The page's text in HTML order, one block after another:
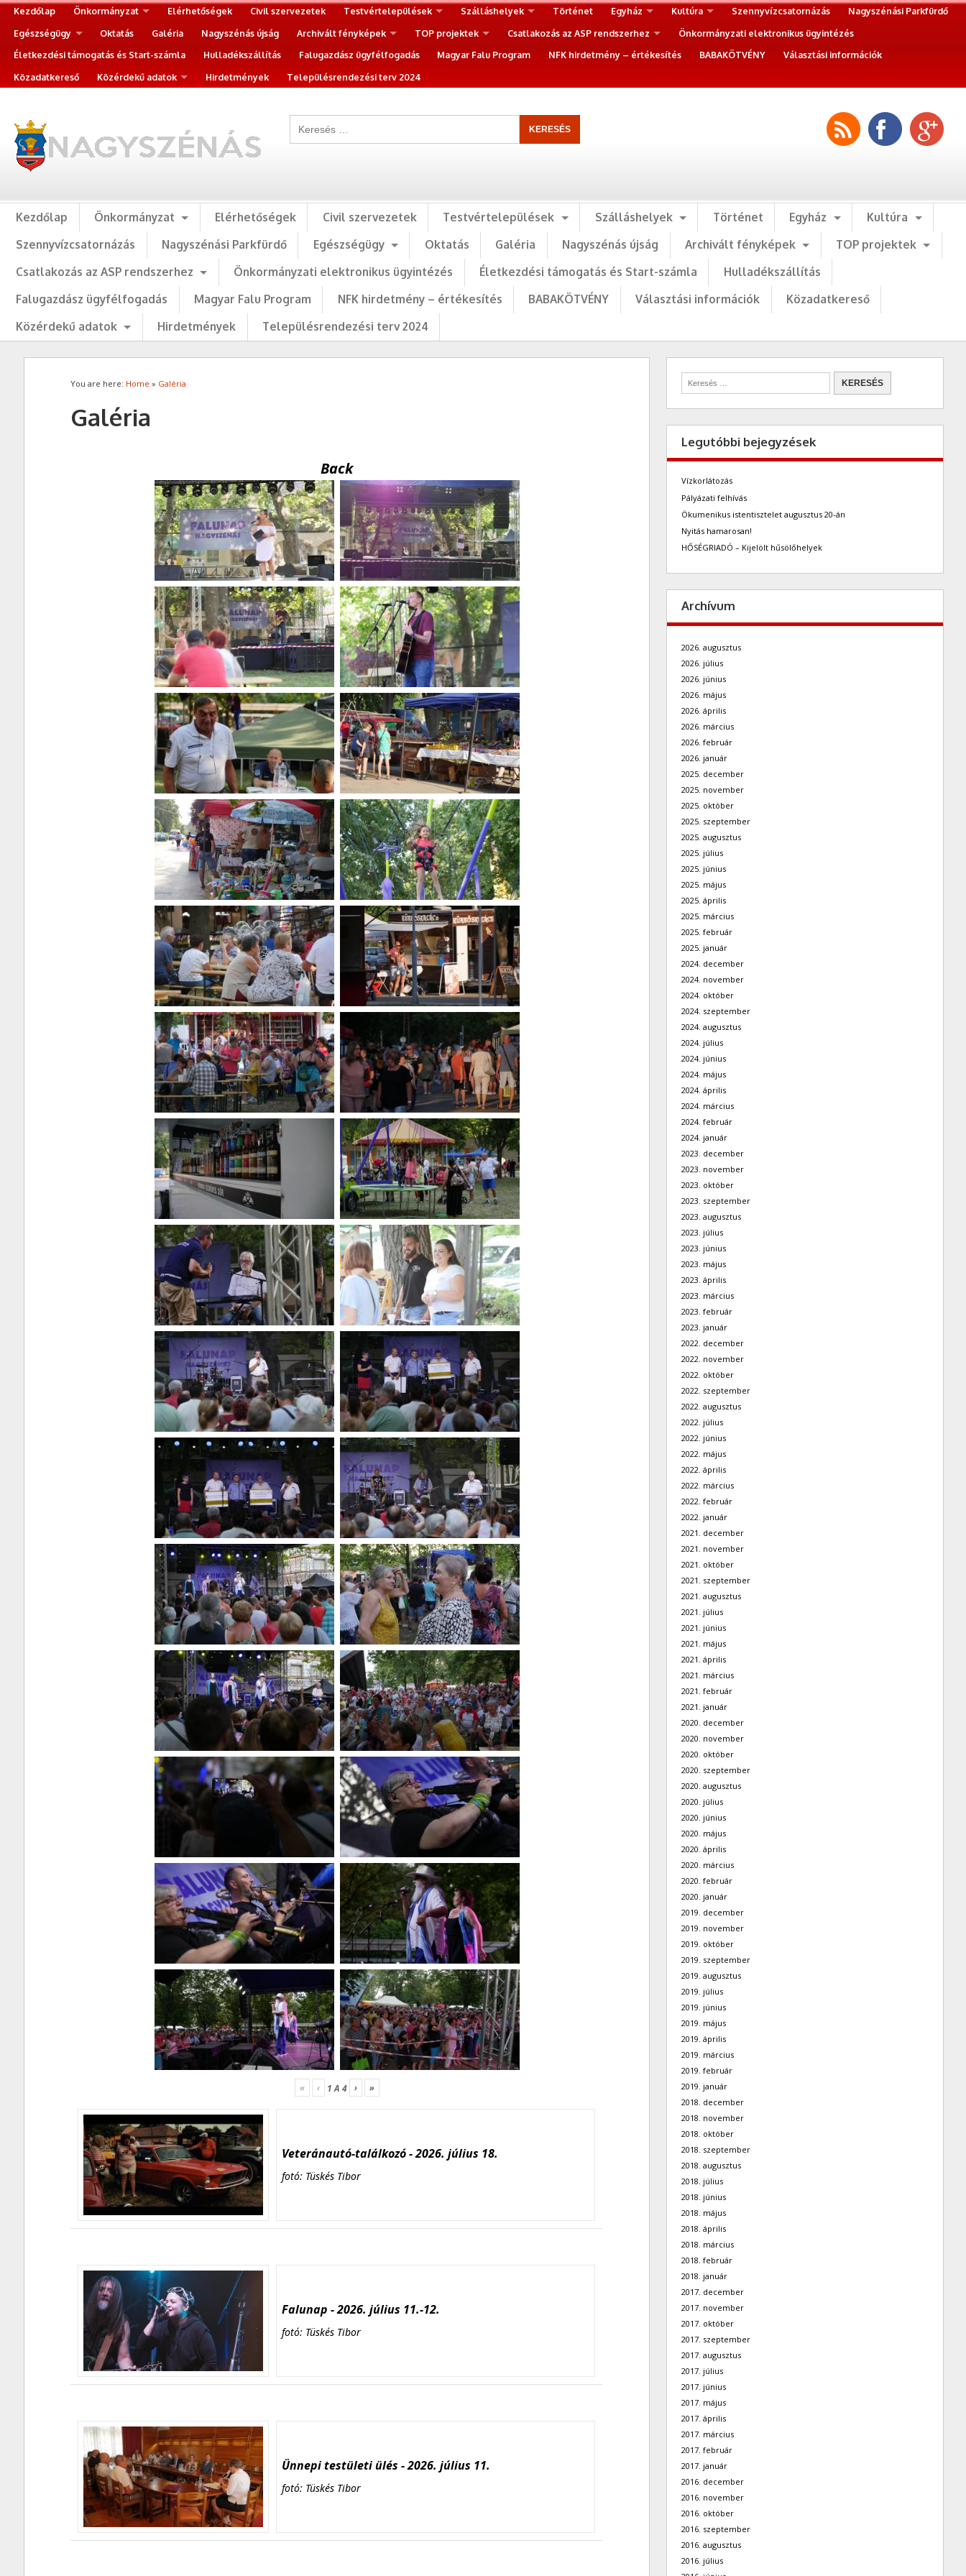
Kezdőlap Önkormányzat Elérhetőségek Civil szervezetek Testvértelepülések Szálláshelyek Történet Egyház Kultúra Szennyvízcsatornázás
Nagyszénási Parkfürdő
Egészségügy
Oktatás Galéria Nagyszénás újság Archivált fényképek TOP projektek Csatlakozás az ASP rendszerhez
Önkormányzati elektronikus ügyintézés
Életkezdési támogatás és Start-számla
Hulladékszállítás Falugazdász ügyfélfogadás Magyar Falu Program NFK hirdetmény – értékesítés BABAKÖTVÉNY
Választási információk
Közadatkereső
Közérdekű adatok Hirdetmények Településrendezési terv 2024
Kezdőlap Önkormányzat Elérhetőségek Civil szervezetek Testvértelepülések Szálláshelyek Történet Egyház
Kultúra
Szennyvízcsatornázás
Nagyszénási Parkfürdő Egészségügy Oktatás Galéria Nagyszénás újság Archivált fényképek
TOP projektek
Csatlakozás az ASP rendszerhez
Önkormányzati elektronikus ügyintézés Életkezdési támogatás és Start-számla
Hulladékszállítás
Falugazdász ügyfélfogadás
Magyar Falu Program NFK hirdetmény – értékesítés BABAKÖTVÉNY Választási információk
Közadatkereső
Közérdekű adatok
Hirdetmények Településrendezési terv 2024
You are here: Home » Galéria
Galéria
Back
« ‹ 1A 4 › »
Veteránautó-találkozó - 2026. július 18.
fotó: Tüskés Tibor
Falunap - 2026. július 11.-12.
fotó: Tüskés Tibor
Ünnepi testületi ülés - 2026. július 11.
fotó: Tüskés Tibor
Legutóbbi bejegyzések
Vízkorlátozás
Pályázati felhívás
Ökumenikus istentisztelet augusztus 20-án
Nyitás hamarosan!
HŐSÉGRIADÓ – Kijelölt hűsölőhelyek
Archívum
2026. augusztus
2026. július
2026. június
2026. május
2026. április
2026. március
2026. február
2026. január
2025. december
2025. november
2025. október
2025. szeptember
2025. augusztus
2025. július
2025. június
2025. május
2025. április
2025. március
2025. február
2025. január
2024. december
2024. november
2024. október
2024. szeptember
2024. augusztus
2024. július
2024. június
2024. május
2024. április
2024. március
2024. február
2024. január
2023. december
2023. november
2023. október
2023. szeptember
2023. augusztus
2023. július
2023. június
2023. május
2023. április
2023. március
2023. február
2023. január
2022. december
2022. november
2022. október
2022. szeptember
2022. augusztus
2022. július
2022. június
2022. május
2022. április
2022. március
2022. február
2022. január
2021. december
2021. november
2021. október
2021. szeptember
2021. augusztus
2021. július
2021. június
2021. május
2021. április
2021. március
2021. február
2021. január
2020. december
2020. november
2020. október
2020. szeptember
2020. augusztus
2020. július
2020. június
2020. május
2020. április
2020. március
2020. február
2020. január
2019. december
2019. november
2019. október
2019. szeptember
2019. augusztus
2019. július
2019. június
2019. május
2019. április
2019. március
2019. február
2019. január
2018. december
2018. november
2018. október
2018. szeptember
2018. augusztus
2018. július
2018. június
2018. május
2018. április
2018. március
2018. február
2018. január
2017. december
2017. november
2017. október
2017. szeptember
2017. augusztus
2017. július
2017. június
2017. május
2017. április
2017. március
2017. február
2017. január
2016. december
2016. november
2016. október
2016. szeptember
2016. augusztus
2016. július